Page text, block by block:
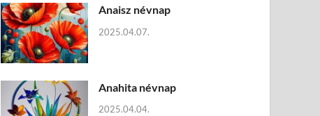
Anaisz névnap
2025.04.07.
Anahita névnap
2025.04.04.